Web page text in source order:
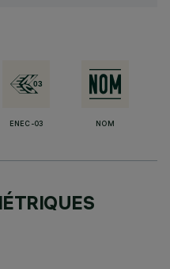
ENEC-03 NOM